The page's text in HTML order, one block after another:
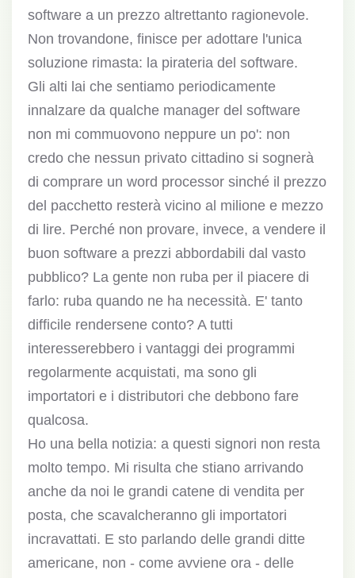
software a un prezzo altrettanto ragionevole.
Non trovandone, finisce per adottare l'unica
soluzione rimasta: la pirateria del software.
Gli alti lai che sentiamo periodicamente
innalzare da qualche manager del software
non mi commuovono neppure un po': non
credo che nessun privato cittadino si sognerà
di comprare un word processor sinché il prezzo
del pacchetto resterà vicino al milione e mezzo
di lire. Perché non provare, invece, a vendere il
buon software a prezzi abbordabili dal vasto
pubblico? La gente non ruba per il piacere di
farlo: ruba quando ne ha necessità. E' tanto
difficile rendersene conto? A tutti
interesserebbero i vantaggi dei programmi
regolarmente acquistati, ma sono gli
importatori e i distributori che debbono fare
qualcosa.
Ho una bella notizia: a questi signori non resta
molto tempo. Mi risulta che stiano arrivando
anche da noi le grandi catene di vendita per
posta, che scavalcheranno gli importatori
incravattati. E sto parlando delle grandi ditte
americane, non - come avviene ora - delle